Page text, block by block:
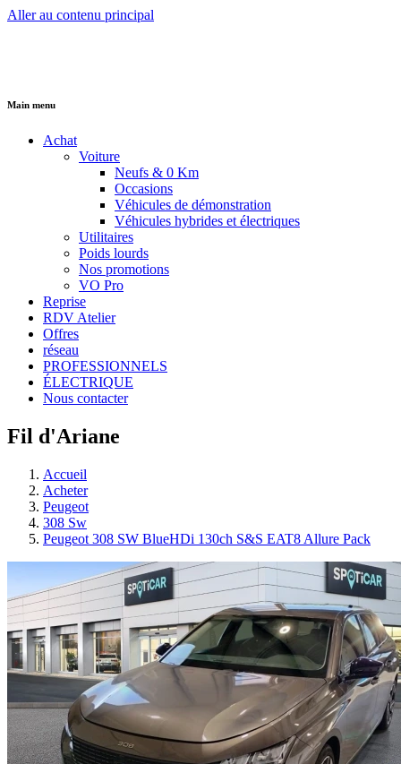
Aller au contenu principal
Main menu
Achat
Voiture
Neufs & 0 Km
Occasions
Véhicules de démonstration
Véhicules hybrides et électriques
Utilitaires
Poids lourds
Nos promotions
VO Pro
Reprise
RDV Atelier
Offres
réseau
PROFESSIONNELS
ÉLECTRIQUE
Nous contacter
Fil d'Ariane
Accueil
Acheter
Peugeot
308 Sw
Peugeot 308 SW BlueHDi 130ch S&S EAT8 Allure Pack